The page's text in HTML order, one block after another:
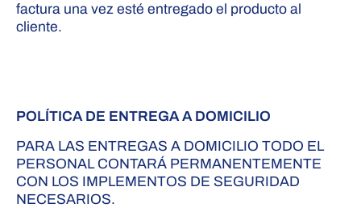
factura una vez esté entregado el producto al
cliente.
POLÍTICA DE ENTREGA A DOMICILIO
PARA LAS ENTREGAS A DOMICILIO TODO EL
PERSONAL CONTARÁ PERMANENTEMENTE
CON LOS IMPLEMENTOS DE SEGURIDAD
NECESARIOS.